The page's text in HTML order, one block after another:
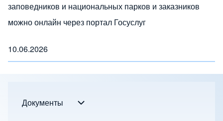
заповедников и национальных парков и заказников
можно онлайн через портал Госуслуг
10.06.2026
Footer menu
Документы
Документы подменю